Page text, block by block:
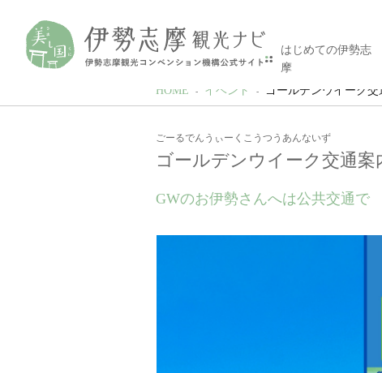
はじめての伊勢志
摩
HOME イベント ゴールデンウイーク交
ごーるでんうぃーくこうつうあんないず
ゴールデンウイーク交通案
GWのお伊勢さんへは公共交通で